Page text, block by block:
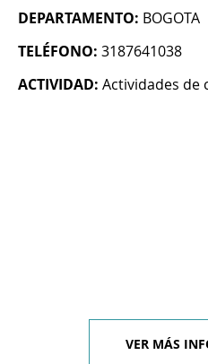
DEPARTAMENTO: BOGOTA
TELÉFONO: 3187641038
ACTIVIDAD: Actividades de
VER MÁS